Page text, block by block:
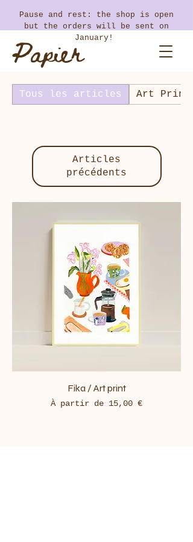
​Pause and rest: the shop is open
but the orders will be sent on
January!
Papier
Coton
Tous les articles Art Prints
Articles
précédents
Fika / Art print
À partir de 15,00 €
Prix promotionnel